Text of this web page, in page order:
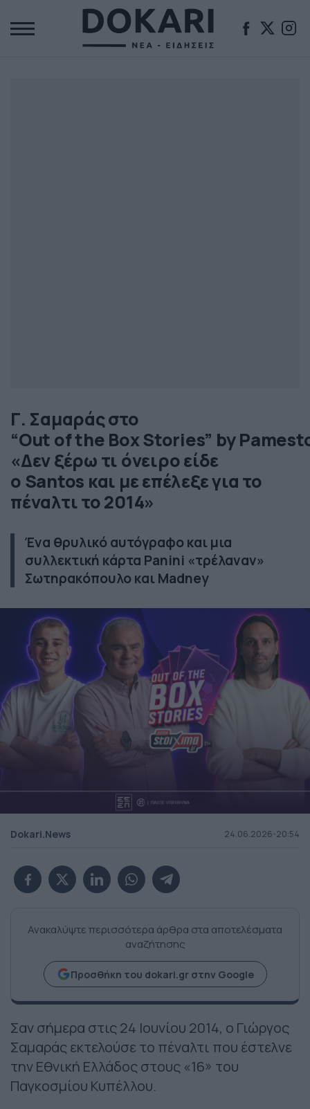
Γ. Σαμαράς στο
“Out of the Box Stories” by
«Δεν ξέρω τι όνειρο είδε
ο Santos και με επέλεξε για το
πέναλτι το 2014»
Ένα θρυλικό αυτόγραφο και μια
συλλεκτική κάρτα Panini «τρέλαναν»
Σωτηρακόπουλο και Madney
Dokari.News 24.06.2026-20:54
Ανακαλύψτε περισσότερα άρθρα στα αποτελέσματα
αναζήτησης
Προσθήκη του dokari.gr στην Google
Σαν σήμερα στις 24 Ιουνίου 2014, ο Γιώργος
Σαμαράς εκτελούσε το πέναλτι που έστελνε
την Εθνική Ελλάδος στους «16» του
Παγκοσμίου Κυπέλλου.